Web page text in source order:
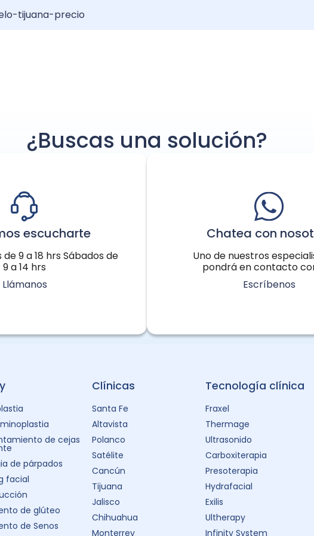
tijuana-precio
Resultados y Recuperación
de pelo?: Guía completa
injerto de pelo: Increíble transformación
¿Buscas una solución?
escucharte
9 a 18 hrs Sábados de
9 a 14 hrs
Llámanos
Chatea con
Uno de nuestros
pondrá en contacto
Escríbenos
de cejas
de párpados
facial
de glúteo
de Senos
Clínicas
Santa Fe
Altavista
Polanco
Satélite
Cancún
Tijuana
Jalisco
Chihuahua
Monterrey
Tecnología clínica
Fraxel
Thermage
Ultrasonido
Carboxiterapia
Presoterapia
Hydrafacial
Exilis
Ultherapy
Infinity System